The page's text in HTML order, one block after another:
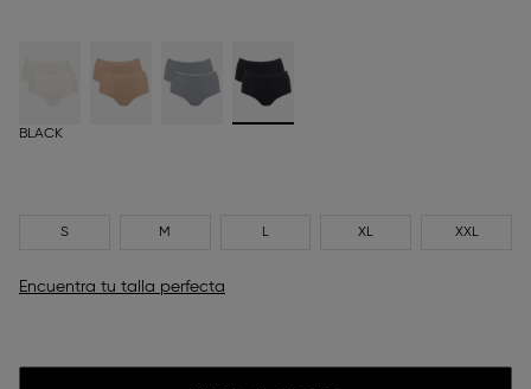
BLACK
S M L XL XXL
Encuentra tu talla perfecta